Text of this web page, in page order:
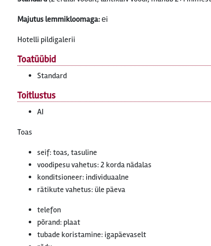
Majutus lemmikloomaga:еi
Hotelli pildigalerii
Toatüübid
Standard
Toitlustus
AI
Toas
seif: toas, tasuline
voodipesu vahetus: 2 korda nädalas
konditsioneer: individuaalne
rätikute vahetus: üle päeva
telefon
põrand: plaat
tubade koristamine: igapäevaselt